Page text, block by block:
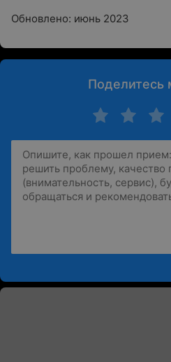
Обновлено: июнь 2023
Поделитесь